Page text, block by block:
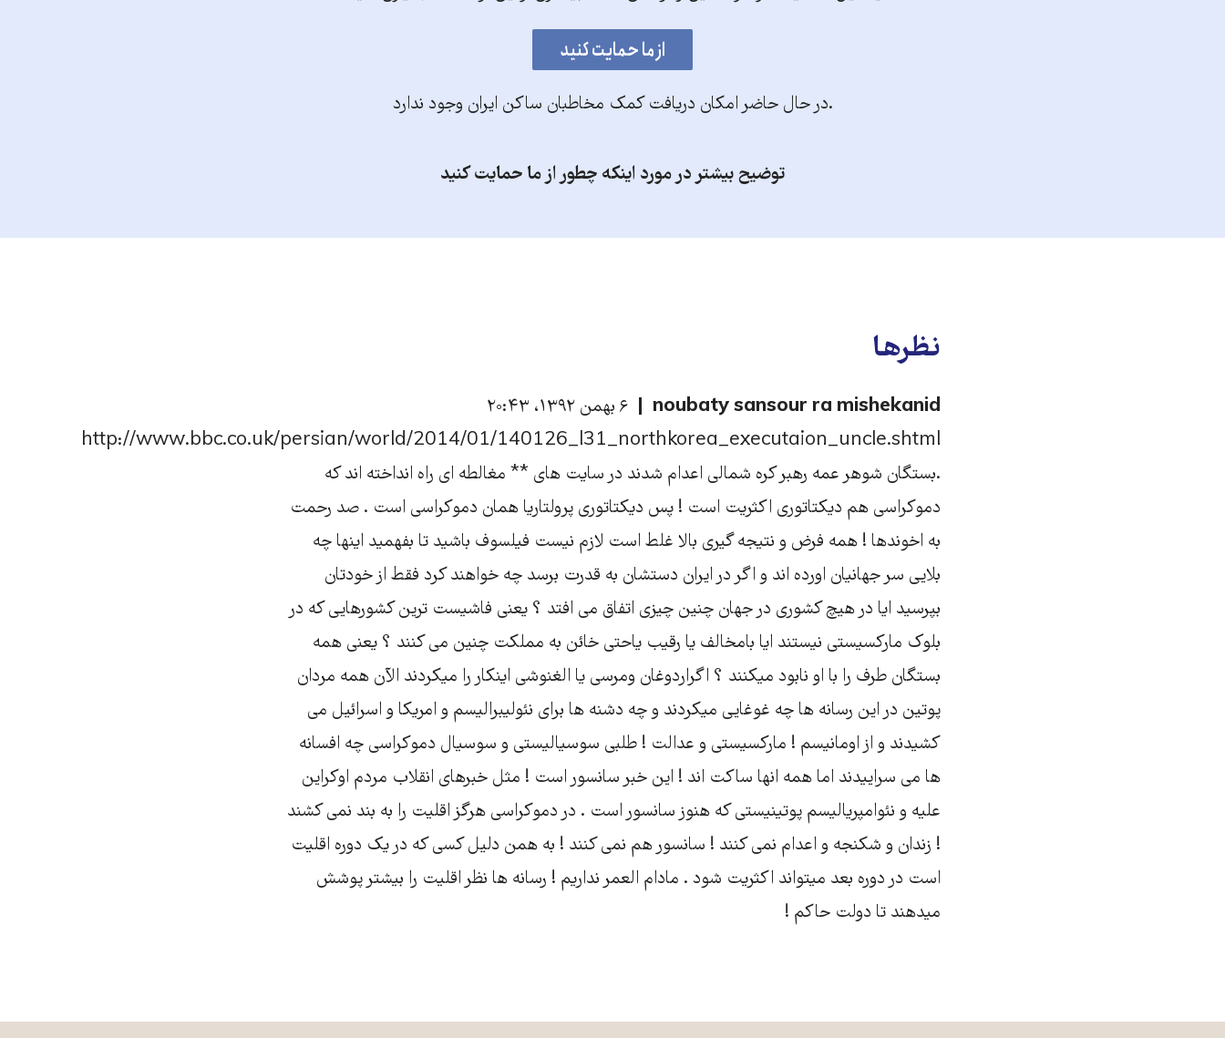
.در حال حاضر امکان دریافت کمک مخاطبان ساکن ایران وجود ندارد
توضیح بیشتر در مورد اینکه چطور از ما حمایت کنید
نظرها
noubaty sansour ra mishekanid
۶ بهمن ۱۳۹۲، ۲۰:۴۳
http://www.bbc.co.uk/persian/world/2014/01/140126_l31_northkorea_executaion_uncle.shtml
.بستگان شوهر عمه رهبر کره شمالی اعدام شدند در سایت های ** مغالطه ای راه انداخته اند که
دموکراسی هم دیکتاتوری اکثریت است ! پس دیکتاتوری پرولتاریا همان دموکراسی است . صد رحمت
به اخوندها ! همه فرض و نتیجه گیری بالا غلط است لازم نیست فیلسوف باشید تا بفهمید اینها چه
بلایی سر جهانیان اورده اند و اگر در ایران دستشان به قدرت برسد چه خواهند کرد فقط از خودتان
بپرسید ایا در هیچ کشوری در جهان چنین چیزی اتفاق می افتد ؟ یعنی فاشیست ترین کشورهایی که در
بلوک مارکسیستی نیستند ایا بامخالف یا رقیب یاحتی خائن به مملکت چنین می کنند ؟ یعنی همه
بستگان طرف را با او نابود میکنند ؟ اگراردوغان ومرسی یا الغنوشی اینکار را میکردند الآن همه مردان
پوتین در این رسانه ها چه غوغایی میکردند و چه دشنه ها برای نئولیبرالیسم و امریکا و اسرائیل می
کشیدند و از اومانیسم ! مارکسیستی و عدالت ! طلبی سوسیالیستی و سوسیال دموکراسی چه افسانه
ها می سراییدند اما همه انها ساکت اند ! این خبر سانسور است ! مثل خبرهای انقلاب مردم اوکراین
علیه و نئوامپریالیسم پوتینیستی که هنوز سانسور است . در دموکراسی هرگز اقلیت را به بند نمی کشند
! زندان و شکنجه و اعدام نمی کنند ! سانسور هم نمی کنند ! به همن دلیل کسی که در یک دوره اقلیت
است در دوره بعد میتواند اکثریت شود . مادام العمر نداریم ! رسانه ها نظر اقلیت را بیشتر پوشش
میدهند تا دولت حاکم !